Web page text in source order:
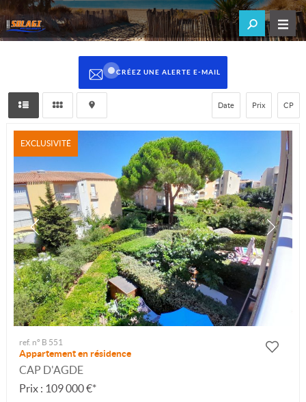
CRÉEZ UNE ALERTE E-MAIL
Date Prix CP
EXCLUSIVITÉ
ref. n° B 551
Appartement en résidence
CAP D'AGDE
Prix : 109 000 €*